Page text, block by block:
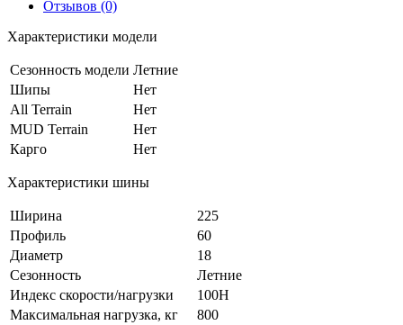
Отзывов (0)
Характеристики модели
Сезонность модели Летние
Шипы
Нет
All Terrain
Нет
MUD Terrain
Нет
Карго
Нет
Характеристики шины
Ширина
225
Профиль
60
Диаметр
18
Сезонность
Летние
Индекс скорости/нагрузки
100H
Максимальная нагрузка, кг
800